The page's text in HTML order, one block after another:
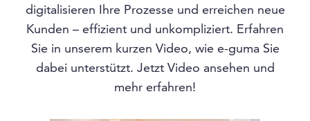
digitalisieren Ihre Prozesse und erreichen neue
Kunden – effizient und unkompliziert. Erfahren
Sie in unserem kurzen Video, wie e-guma Sie
dabei unterstützt. Jetzt Video ansehen und
mehr erfahren!